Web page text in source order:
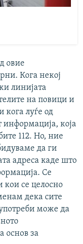
овие
Кога некој
линијата
на повици и
кога луѓе од
информација, која
112. Но, ние
да ги
адреса каде што
Се
се целосно
дека сите
може да
основ за